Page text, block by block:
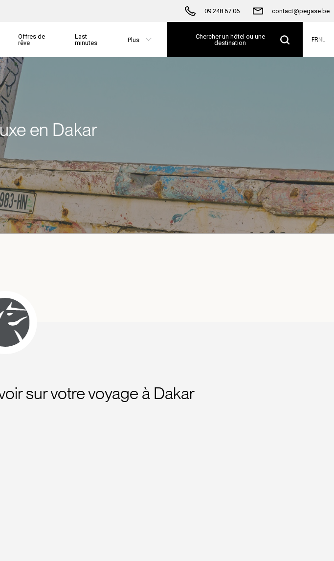
09 248 67 06 contact@pegase.be
Offres de
rêve
Last
minutes
Plus
Chercher un hôtel ou une
destination
FRNL
en Dakar
sur votre voyage à Dakar